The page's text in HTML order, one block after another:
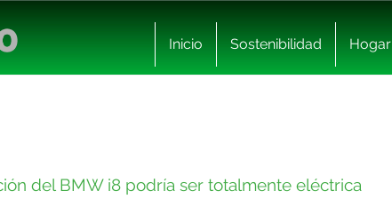
Inicio Sostenibilidad Hogar
del BMW i8 podría ser totalmente eléctrica